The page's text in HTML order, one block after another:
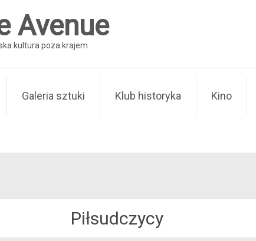
Avenue
kultura poza krajem
Galeria sztuki Klub historyka Kino
Piłsudczycy